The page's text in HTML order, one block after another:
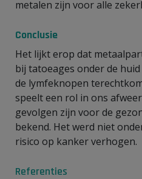
metalen zijn voor alle
Conclusie
Het lijkt erop dat
bij tatoeages onder de
de lymfeknopen
speelt een rol in ons
gevolgen zijn voor de
bekend. Het werd niet
risico op kanker verhogen.
Referenties